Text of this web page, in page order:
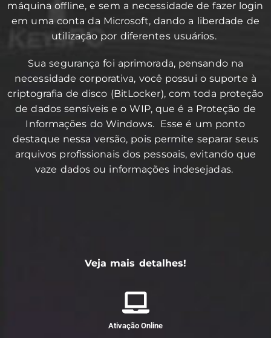
máquina offline, e sem a necessidade de fazer login
em uma conta da Microsoft, dando a liberdade de
utilização por diferentes usuários.
Sua segurança foi aprimorada, pensando na
necessidade corporativa, você possui o suporte à
criptografia de disco (BitLocker), com toda proteção
de dados sensíveis e o WIP, que é a Proteção de
Informações do Windows. Esse é um ponto
destaque nessa versão, pois permite separar seus
arquivos profissionais dos pessoais, evitando que
vaze dados ou informações indesejadas.
Veja mais detalhes!
Ativação Online